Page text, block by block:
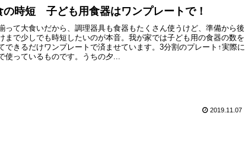
の時短 子ども用食器はワンプレートで！
って大食いだから、調理器具も食器もたくさん使うけど、準備から後
まで少しでも時短したいのが本音。我が家では子ども用の食器の数を
できるだけワンプレートで済ませています。3分割のプレート↑実際に
使っているものです。うちの夕...
2019.11.07